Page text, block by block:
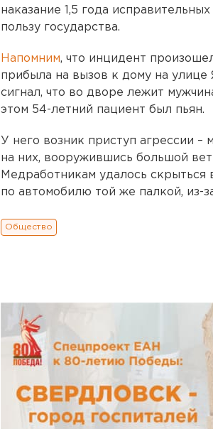
наказание 1,5 года
пользу государства.
Напомним, что инцидент
прибыла на вызов к дому на улице
сигнал, что во дворе лежит
этом 54-летний пациент был пьян.
У него возник приступ агрессии –
на них, вооружившись большой
Медработникам удалось
по автомобилю той же палкой, из-
Общество